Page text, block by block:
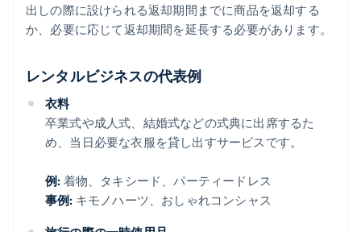
出しの際に設けられる返却期間までに商品を返却する
か、必要に応じて返却期間を延長する必要があります。
レンタルビジネスの代表例
衣料
卒業式や成人式、結婚式などの式典に出席するた
め、当日必要な衣服を貸し出すサービスです。
例: 着物、タキシード、パーティードレス
事例: キモノハーツ、おしゃれコンシャス